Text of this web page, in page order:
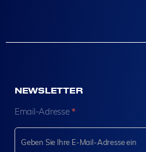
NEWSLETTER
N
w
Email-Adresse*